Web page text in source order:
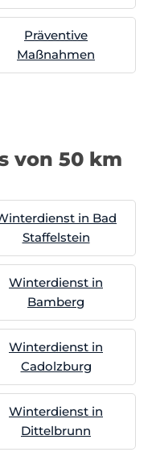
Präventive
Maßnahmen
von 50 km
in Bad
Staffelstein
Winterdienst in
Bamberg
Winterdienst in
Cadolzburg
Winterdienst in
Dittelbrunn